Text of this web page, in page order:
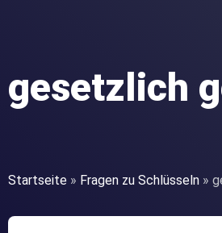
gesetzlich
Startseite » Fragen zu Schlüsseln »